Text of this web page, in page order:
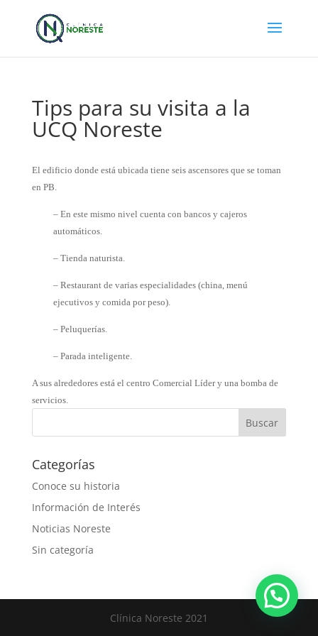
Tips para su visita a la
UCQ Noreste
El edificio donde está ubicada tiene seis ascensores que se toman
en PB.
– En este mismo nivel cuenta con bancos y cajeros
automáticos.
– Tienda naturista.
– Restaurant de varias especialidades (china, menú
ejecutivos y comida por peso).
– Peluquerías.
– Parada inteligente.
A sus alrededores está el centro Comercial Líder y una bomba de
servicios.
Categorías
Conoce su historia
Información de Interés
Noticias Noreste
Sin categoría
Clínica Noreste 2021